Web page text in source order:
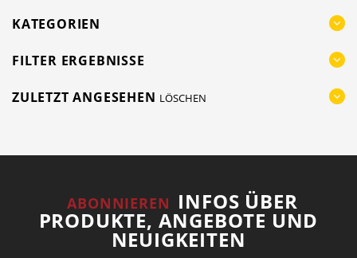
KATEGORIEN
FILTER ERGEBNISSE
ZULETZT ANGESEHEN LÖSCHEN
ABONNIEREN INFOS ÜBER
PRODUKTE, ANGEBOTE UND
NEUIGKEITEN